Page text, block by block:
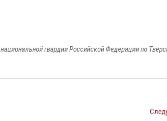
гвардии Российской Федерации по